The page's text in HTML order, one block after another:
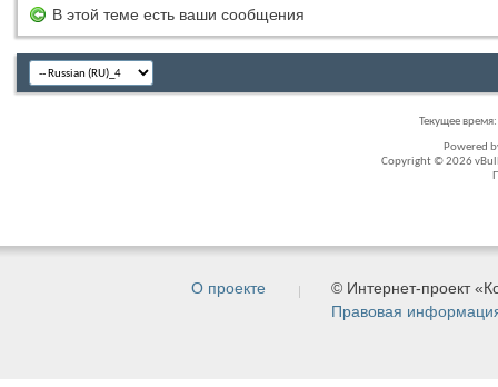
В этой теме есть ваши сообщения
Текущее время:
Powered
Copyright © 2026
О проекте
© Интернет-проект
Правовая